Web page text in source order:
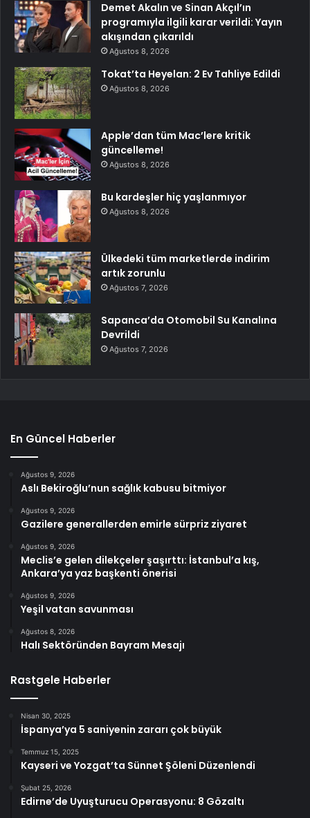
Demet Akalın ve Sinan Akçıl’ın
programıyla ilgili karar verildi: Yayın
akışından çıkarıldı
Ağustos 8, 2026
Tokat’ta Heyelan: 2 Ev Tahliye Edildi
Ağustos 8, 2026
Apple’dan tüm Mac’lere kritik
güncelleme!
Ağustos 8, 2026
Bu kardeşler hiç yaşlanmıyor
Ağustos 8, 2026
Ülkedeki tüm marketlerde indirim
artık zorunlu
Ağustos 7, 2026
Sapanca’da Otomobil Su Kanalına
Devrildi
Ağustos 7, 2026
En Güncel Haberler
Ağustos 9, 2026
Aslı Bekiroğlu’nun sağlık kabusu bitmiyor
Ağustos 9, 2026
Gazilere generallerden emirle sürpriz ziyaret
Ağustos 9, 2026
Meclis’e gelen dilekçeler şaşırttı: İstanbul’a kış,
Ankara’ya yaz başkenti önerisi
Ağustos 9, 2026
Yeşil vatan savunması
Ağustos 8, 2026
Halı Sektöründen Bayram Mesajı
Rastgele Haberler
Nisan 30, 2025
İspanya’ya 5 saniyenin zararı çok büyük
Temmuz 15, 2025
Kayseri ve Yozgat’ta Sünnet Şöleni Düzenlendi
Şubat 25, 2026
Edirne’de Uyuşturucu Operasyonu: 8 Gözaltı